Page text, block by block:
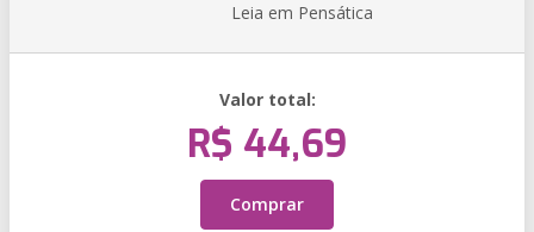
Leia em Pensática
Valor total:
R$ 44,69
Comprar